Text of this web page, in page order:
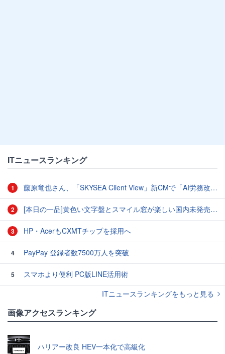
ITニュースランキング
1 藤原竜也さん、「SKYSEA Client View」新CMで「AI労務改善」をアピール 働き方をAIが分析したら「すぐに休んで」と言われる？
2 [本日の一品]黄色い文字盤とスマイル窓が楽しい国内未発売のCASIO「AMW-880D」
3 HP・AcerもCXMTチップを採用へ
4 PayPay 登録者数7500万人を突破
5
スマホより便利 PC版LINE活用術
ITニュースランキングをもっと見る
画像アクセスランキング
ハリアー改良 HEV一本化で高級化